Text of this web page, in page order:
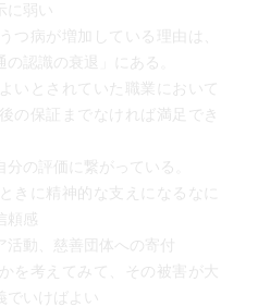
弱い
つ病が増加している理由は、
の認識の衰退」にある。
いとされていた職業において
の保証までなければ満足でき
の評価に繋がっている。
きに精神的な支えになるなに
頼感
動、慈善団体への寄付
を考えてみて、その被害が大
いけばよい